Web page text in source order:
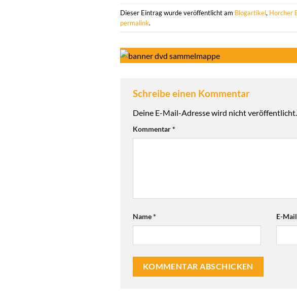
Dieser Eintrag wurde veröffentlicht am Blogartikel, Horcher
permalink.
Schreibe einen Kommentar
Deine E-Mail-Adresse wird nicht veröffentlicht.
Kommentar*
Name* E-